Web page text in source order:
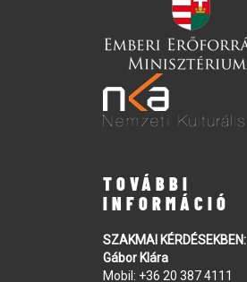
TOVÁBBI
INFORMÁCIÓ
SZAKMAI KÉRDÉSEKBEN:
Gábor Klára
Mobil: +36 20 387 4111